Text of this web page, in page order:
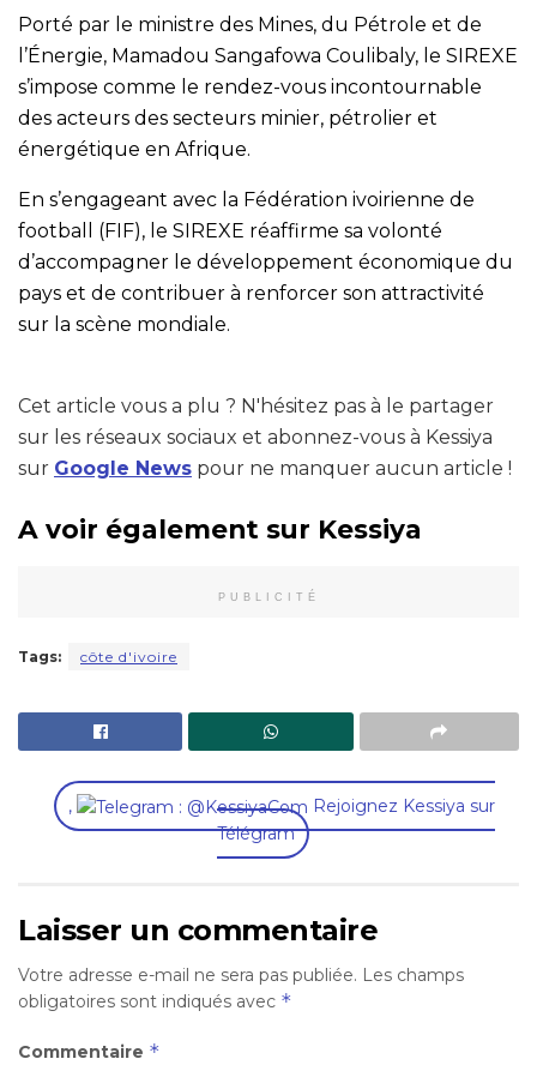
Porté par le ministre des Mines, du Pétrole et de
l’Énergie, Mamadou Sangafowa Coulibaly, le SIREXE
s’impose comme le rendez-vous incontournable
des acteurs des secteurs minier, pétrolier et
énergétique en Afrique.
En s’engageant avec la Fédération ivoirienne de
football (FIF), le SIREXE réaffirme sa volonté
d’accompagner le développement économique du
pays et de contribuer à renforcer son attractivité
sur la scène mondiale.
Cet article vous a plu ? N'hésitez pas à le partager
sur les réseaux sociaux et abonnez-vous à Kessiya
sur Google News pour ne manquer aucun article !
A voir également sur Kessiya
PUBLICITÉ
Tags: côte d'ivoire
,
Rejoignez Kessiya sur
Télégram
Laisser un commentaire
Votre adresse e-mail ne sera pas publiée. Les champs
obligatoires sont indiqués avec *
Commentaire *